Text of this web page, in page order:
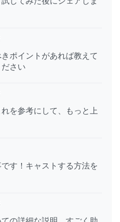
ポイントがあれば教えて
さい
を参考にして、もっと上
す！キャストする方法を